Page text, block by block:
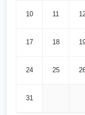
10 11
17 18
24 25
31